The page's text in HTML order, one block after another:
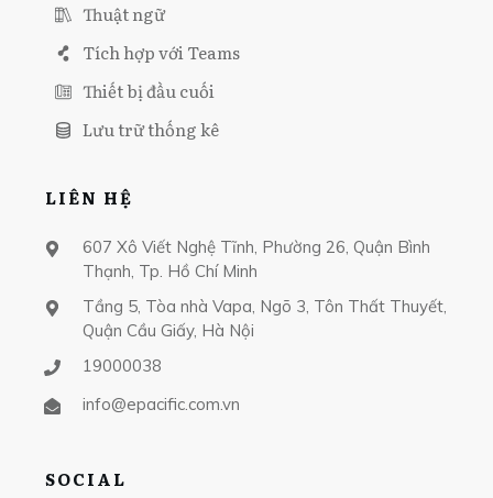
Thuật ngữ
Tích hợp với Teams
Thiết bị đầu cuối
Lưu trữ thống kê
LIÊN HỆ
607 Xô Viết Nghệ Tĩnh, Phường 26, Quận Bình
Thạnh, Tp. Hồ Chí Minh
Tầng 5, Tòa nhà Vapa, Ngõ 3, Tôn Thất Thuyết,
Quận Cầu Giấy, Hà Nội
19000038
info@epacific.com.vn
SOCIAL